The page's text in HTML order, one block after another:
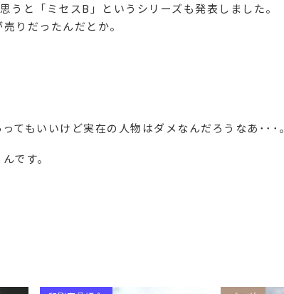
と「ミセスB」というシリーズも発表しました。
りだったんだとか。
てもいいけど実在の人物はダメなんだろうなあ･･･。
です。